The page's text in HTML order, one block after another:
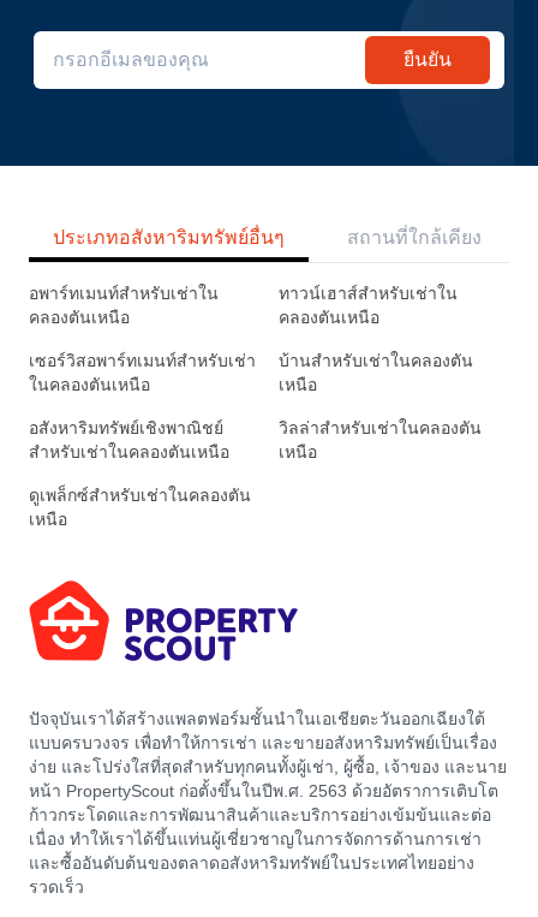
ยืนยัน
ประเภทอสังหาริมทรัพย์อื่นๆ สถานที่ใกล้เคียง
อพาร์ทเมนท์สำหรับเช่าใน
คลองตันเหนือ
ทาวน์เฮาส์สำหรับเช่าใน
คลองตันเหนือ
เซอร์วิสอพาร์ทเมนท์สำหรับเช่า
ในคลองตันเหนือ
บ้านสำหรับเช่าในคลองตัน
เหนือ
อสังหาริมทรัพย์เชิงพาณิชย์
สำหรับเช่าในคลองตันเหนือ
วิลล่าสำหรับเช่าในคลองตัน
เหนือ
ดูเพล็กซ์สำหรับเช่าในคลองตัน
เหนือ
ปัจจุบันเราได้สร้างแพลตฟอร์มชั้นนำในเอเชียตะวันออกเฉียงใต้
แบบครบวงจร เพื่อทำให้การเช่า และขายอสังหาริมทรัพย์เป็นเรื่อง
ง่าย และโปร่งใสที่สุดสำหรับทุกคนทั้งผู้เช่า, ผู้ซื้อ, เจ้าของ และนาย
หน้า PropertyScout ก่อตั้งขึ้นในปีพ.ศ. 2563 ด้วยอัตราการเติบโต
ก้าวกระโดดและการพัฒนาสินค้าและบริการอย่างเข้มข้นและต่อ
เนื่อง ทำให้เราได้ขึ้นแท่นผู้เชี่ยวชาญในการจัดการด้านการเช่า
และซื้ออันดับต้นของตลาดอสังหาริมทรัพย์ในประเทศไทยอย่าง
รวดเร็ว